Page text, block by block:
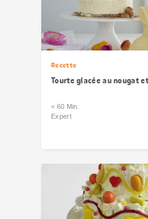
Recette
Tourte glacée au nougat
< 60 Min.
Expert